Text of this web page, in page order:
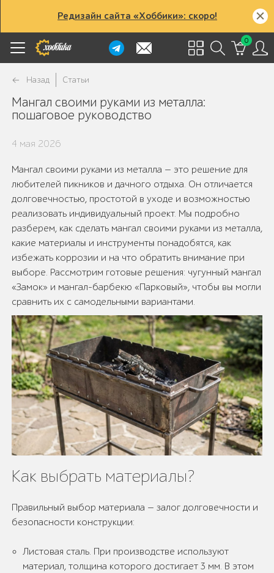
Редизайн сайта «Хоббики»: скоро!
0
Назад Статьи
Мангал своими руками из металла:
пошаговое руководство
4 мая 2026
Мангал своими руками из металла — это решение для
любителей пикников и дачного отдыха. Он отличается
долговечностью, простотой в уходе и возможностью
реализовать индивидуальный проект. Мы подробно
разберем, как сделать мангал своими руками из металла,
какие материалы и инструменты понадобятся, как
избежать коррозии и на что обратить внимание при
выборе. Рассмотрим готовые решения: чугунный мангал
«Замок» и мангал-барбекю «Парковый», чтобы вы могли
сравнить их с самодельными вариантами.
Как выбрать материалы?
Правильный выбор материала — залог долговечности и
безопасности конструкции:
Листовая сталь. При производстве используют
материал, толщина которого достигает 3 мм. В этом